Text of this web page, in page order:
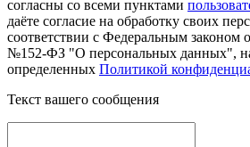
согласны со всеми пунктами
даёте согласие на обработку своих
соответствии с Федеральным законом
№152-ФЗ "О персональных данных",
определенных Политикой
Текст вашего сообщения